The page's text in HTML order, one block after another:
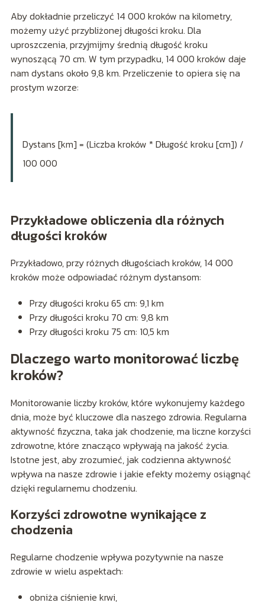
Aby dokładnie przeliczyć 14 000 kroków na kilometry,
możemy użyć przybliżonej długości kroku. Dla
uproszczenia, przyjmijmy średnią długość kroku
wynoszącą 70 cm. W tym przypadku, 14 000 kroków daje
nam dystans około 9,8 km. Przeliczenie to opiera się na
prostym wzorze:
Dystans [km] = (Liczba kroków * Długość kroku [cm]) /
100 000
Przykładowe obliczenia dla różnych
długości kroków
Przykładowo, przy różnych długościach kroków, 14 000
kroków może odpowiadać różnym dystansom:
Przy długości kroku 65 cm: 9,1 km
Przy długości kroku 70 cm: 9,8 km
Przy długości kroku 75 cm: 10,5 km
Dlaczego warto monitorować liczbę
kroków?
Monitorowanie liczby kroków, które wykonujemy każdego
dnia, może być kluczowe dla naszego zdrowia. Regularna
aktywność fizyczna, taka jak chodzenie, ma liczne korzyści
zdrowotne, które znacząco wpływają na jakość życia.
Istotne jest, aby zrozumieć, jak codzienna aktywność
wpływa na nasze zdrowie i jakie efekty możemy osiągnąć
dzięki regularnemu chodzeniu.
Korzyści zdrowotne wynikające z
chodzenia
Regularne chodzenie wpływa pozytywnie na nasze
zdrowie w wielu aspektach:
obniża ciśnienie krwi,